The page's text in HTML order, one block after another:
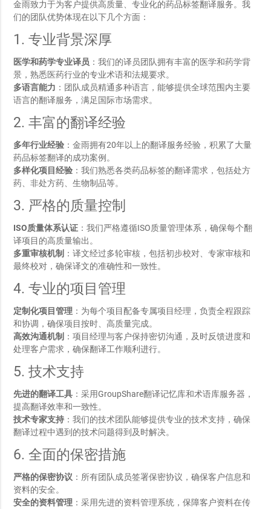
金雨致力于为客户提供高质量、专业化的药品标签翻译服务。我
们的团队优势体现在以下几个方面：
1. 专业背景深厚
医学和药学专业译员 ：我们的译员团队拥有丰富的医学和药学背
景，熟悉医药行业的专业术语和法规要求。
多语言能力 ：团队成员精通多种语言，能够提供全球范围内主要
语言的翻译服务，满足国际市场需求。
2. 丰富的翻译经验
多年行业经验 ：金雨拥有20年以上的翻译服务经验，积累了大量
药品标签翻译的成功案例。
多样化项目经验 ：我们熟悉各类药品标签的翻译需求，包括处方
药、非处方药、生物制品等。
3. 严格的质量控制
ISO质量体系认证 ：我们严格遵循ISO质量管理体系，确保每个翻
译项目的高质量输出。
多重审核机制 ：译文经过多轮审核，包括初步校对、专家审核和
最终校对，确保译文的准确性和一致性。
4. 专业的项目管理
定制化项目管理 ：为每个项目配备专属项目经理，负责全程跟踪
和协调，确保项目按时、高质量完成。
高效沟通机制 ：项目经理与客户保持密切沟通，及时反馈进度和
处理客户需求，确保翻译工作顺利进行。
5. 技术支持
先进的翻译工具 ：采用GroupShare翻译记忆库和术语库服务器，
提高翻译效率和一致性。
技术专家支持 ：我们的技术团队能够提供专业的技术支持，确保
翻译过程中遇到的技术问题得到及时解决。
6. 全面的保密措施
严格的保密协议 ：所有团队成员签署保密协议，确保客户信息和
资料的安全。
安全的资料管理 ：采用先进的资料管理系统，保障客户资料在传